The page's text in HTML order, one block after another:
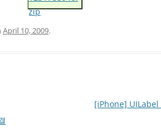
zip
April 10, 2009.
[iPhone] UILabel